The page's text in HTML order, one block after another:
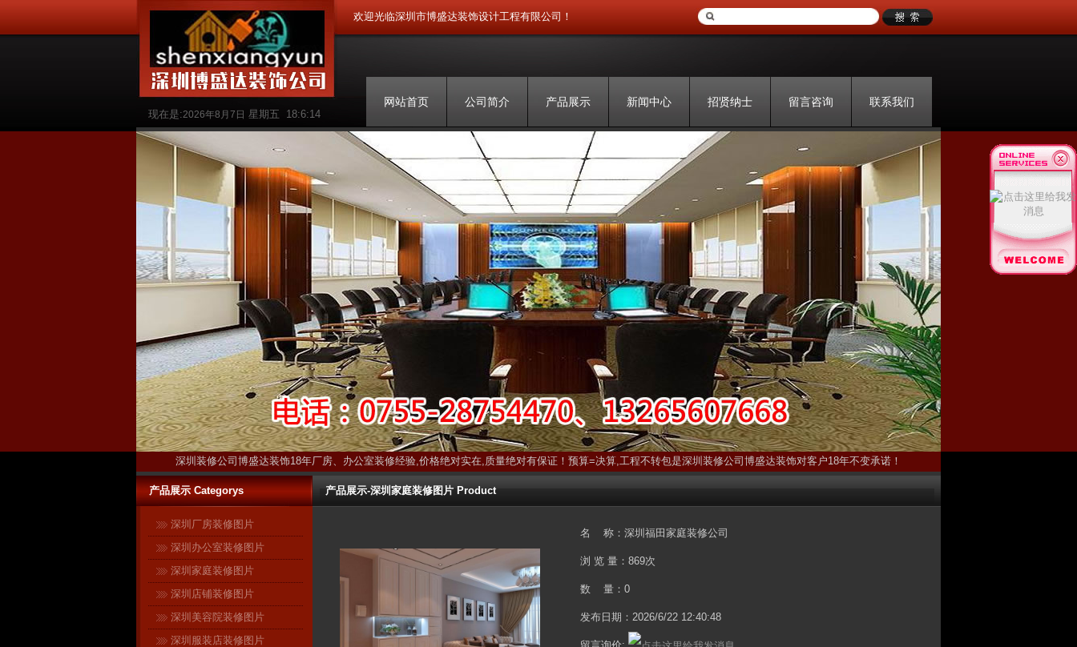
欢迎光临深圳市博盛达装饰设计工程有限公司！
现在是:2026年8月7日 星期五 18:6:15
联系我们
留言咨询
招贤纳士
新闻中心
产品展示
公司简介
网站首页
深圳装修公司博盛达装饰18年厂房、办公室装修经验,价格绝对实在,质量绝对有保证！预算=决算,工程不转包是深圳装修公司博盛达装饰对客户18年不变承诺！
产品展示 Categorys
深圳厂房装修图片
深圳办公室装修图片
深圳家庭装修图片
深圳店铺装修图片
深圳美容院装修图片
深圳服装店装修图片
产品展示-深圳家庭装修图片 Product
名 称：深圳福田家庭装修公司
浏 览 量： 869次
数 量：0
发布日期：2026/6/22 12:40:48